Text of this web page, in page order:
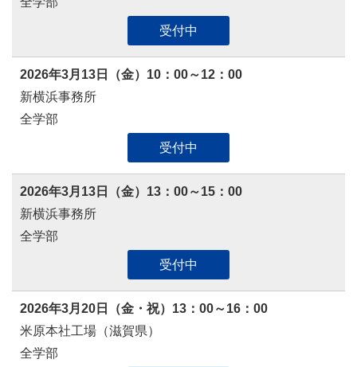
受付中
2026年3月13日（金）10：00～12：00
新横浜事務所
全学部
受付中
2026年3月13日（金）13：00～15：00
新横浜事務所
全学部
受付中
2026年3月20日（金・祝）13：00～16：00
米原本社工場（滋賀県）
全学部